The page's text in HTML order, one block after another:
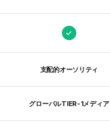
支配的オーソリティ
グローバルTIER-1メディア